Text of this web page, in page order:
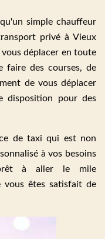
simple chauffeur
privé à Vieux
déplacer en toute
faire des courses, de
de vous déplacer
disposition pour des
de taxi qui est non
à vos besoins
à aller le mile
vous êtes satisfait de